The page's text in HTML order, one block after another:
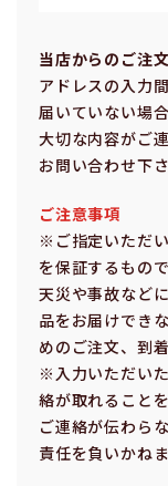
当店からのご注
アドレスの⼊⼒
届いていない場
⼤切な内容がご
お問い合わせ下さ
ご注意事項
※ご指定いただ
を保証するもの
天災や事故など
品をお届けでき
めのご注⽂、到
※⼊⼒いただい
絡が取れること
ご連絡が伝わら
責任を負いかねま